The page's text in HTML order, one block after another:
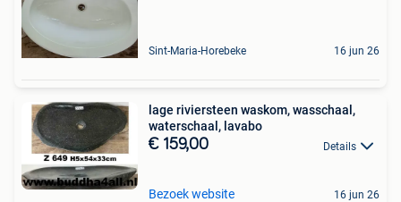
Sint-Maria-Horebeke 16 jun 26
lage riviersteen waskom, wasschaal,
waterschaal, lavabo
€ 159,00 Details
Bezoek website 16 jun 26